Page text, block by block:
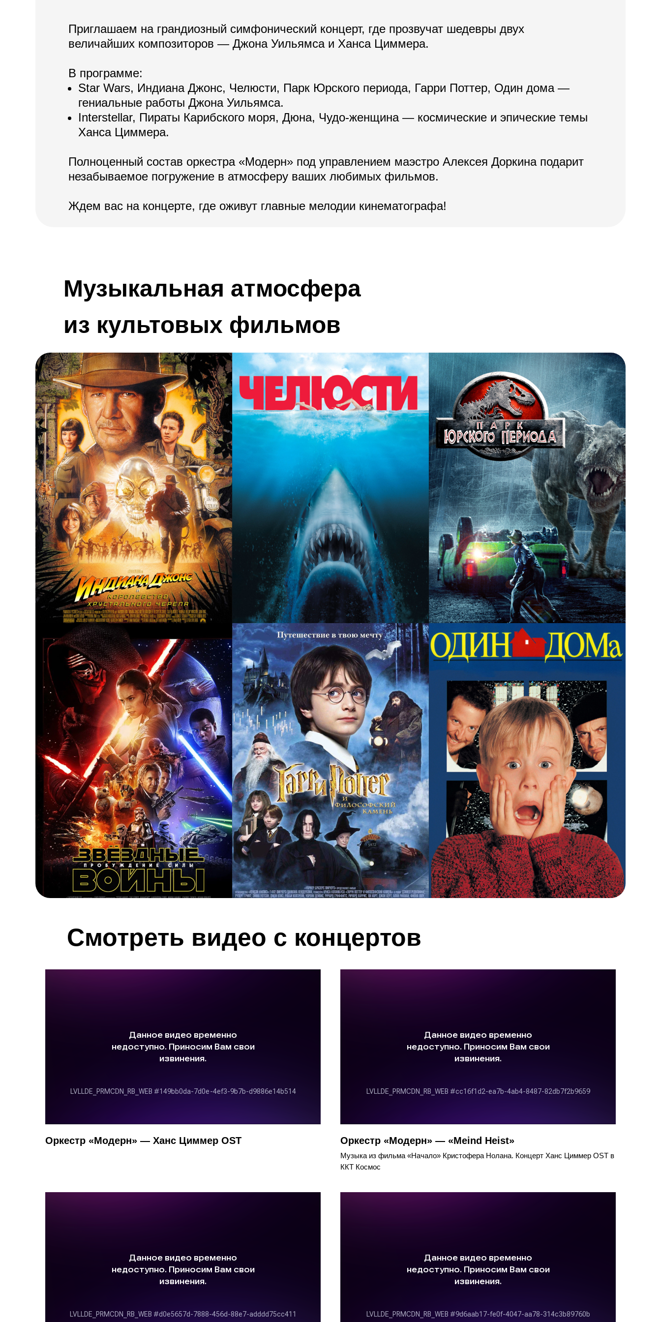
Приглашаем на грандиозный симфонический концерт, где прозвучат шедевры двух
величайших композиторов — Джона Уильямса и Ханса Циммера.
В программе:
Star Wars, Индиана Джонс, Челюсти, Парк Юрского периода, Гарри Поттер, Один дома —
гениальные работы Джона Уильямса.
Interstellar, Пираты Карибского моря, Дюна, Чудо-женщина — космические и эпические темы
Ханса Циммера.
Полноценный состав оркестра «Модерн» под управлением маэстро Алексея Доркина подарит
незабываемое погружение в атмосферу ваших любимых фильмов.
Ждем вас на концерте, где оживут главные мелодии кинематографа!
Купить билеты
Музыкальная атмосфера
из культовых фильмов
Смотреть видео с концертов
Оркестр «Модерн» — Ханс Циммер OST Оркестр «Модерн» — «Meind Heist»
Музыка из фильма «Начало» Кристофера Нолана. Концерт Ханс Циммер OST в
ККТ Космос